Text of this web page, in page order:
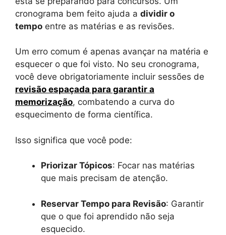
cronograma bem feito ajuda a dividir o
tempo entre as matérias e as revisões.
Um erro comum é apenas avançar na matéria e
esquecer o que foi visto. No seu cronograma,
você deve obrigatoriamente incluir sessões de
revisão espaçada para garantir a
memorização, combatendo a curva do
esquecimento de forma científica.
Isso significa que você pode:
Priorizar Tópicos: Focar nas matérias
que mais precisam de atenção.
Reservar Tempo para Revisão: Garantir
que o que foi aprendido não seja
esquecido.